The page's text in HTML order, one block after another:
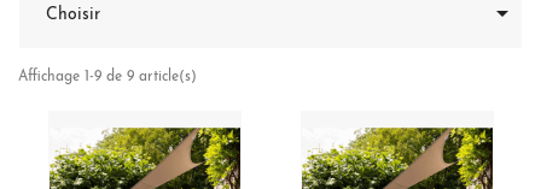
Choisir 
Affichage 1-9 de 9 article(s)